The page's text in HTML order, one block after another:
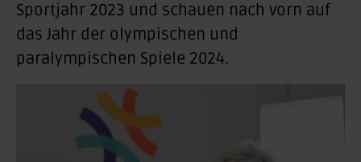
Sportjahr 2023 und schauen nach vorn auf
das Jahr der olympischen und
paralympischen Spiele 2024.